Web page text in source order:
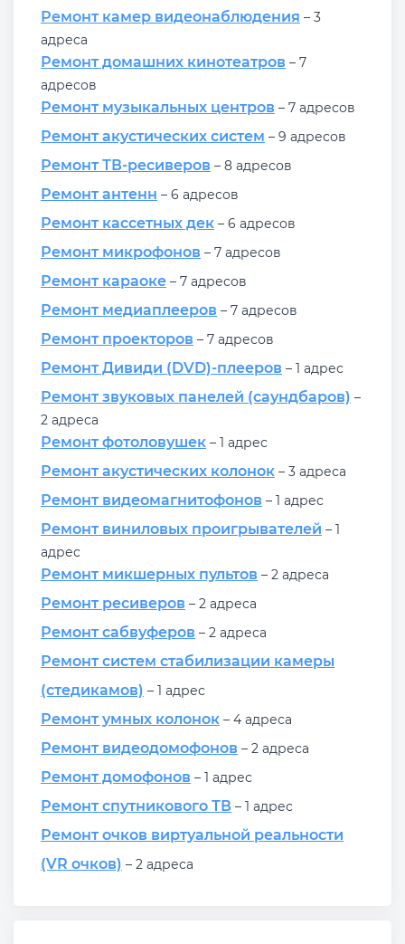
Ремонт камер видеонаблюдения – 3
адреса
Ремонт домашних кинотеатров – 7
адресов
Ремонт музыкальных центров – 7 адресов
Ремонт акустических систем – 9 адресов
Ремонт ТВ-ресиверов – 8 адресов
Ремонт антенн – 6 адресов
Ремонт кассетных дек – 6 адресов
Ремонт микрофонов – 7 адресов
Ремонт караоке – 7 адресов
Ремонт медиаплееров – 7 адресов
Ремонт проекторов – 7 адресов
Ремонт Дивиди (DVD)-плееров – 1 адрес
Ремонт звуковых панелей (саундбаров) –
2 адреса
Ремонт фотоловушек – 1 адрес
Ремонт акустических колонок – 3 адреса
Ремонт видеомагнитофонов – 1 адрес
Ремонт виниловых проигрывателей – 1
адрес
Ремонт микшерных пультов – 2 адреса
Ремонт ресиверов – 2 адреса
Ремонт сабвуферов – 2 адреса
Ремонт систем стабилизации камеры
(стедикамов) – 1 адрес
Ремонт умных колонок – 4 адреса
Ремонт видеодомофонов – 2 адреса
Ремонт домофонов – 1 адрес
Ремонт спутникового ТВ – 1 адрес
Ремонт очков виртуальной реальности
(VR очков) – 2 адреса